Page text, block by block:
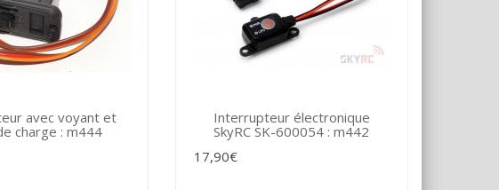
avec voyant et
charge : m444
Interrupteur électronique
SkyRC SK-600054 : m442
17,90€